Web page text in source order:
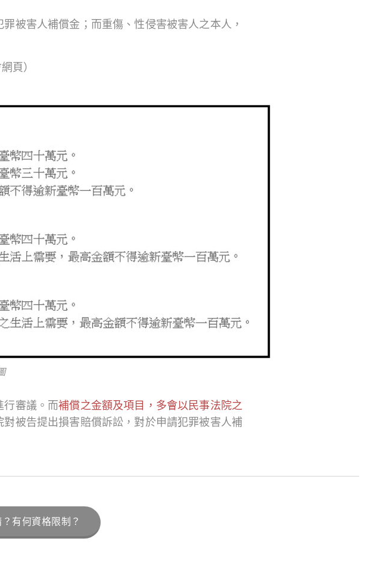
被害人補償金；而重傷、性侵害被害人之本人，
頁）
行審議。而補償之金額及項目，多會以民事法院之
被告提出損害賠償訴訟，對於申請犯罪被害人補
有何資格限制？